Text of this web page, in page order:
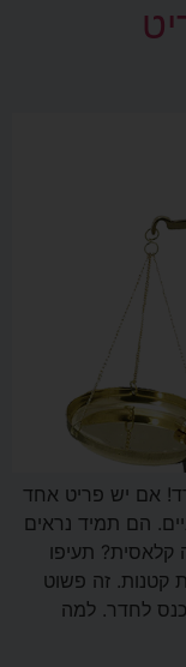
אם יש פריט אחד
הם תמיד נראים
קלאסית? תעיפו
שכוללים 8 משקולות קטנות. זה פשוט
לחדר. למה